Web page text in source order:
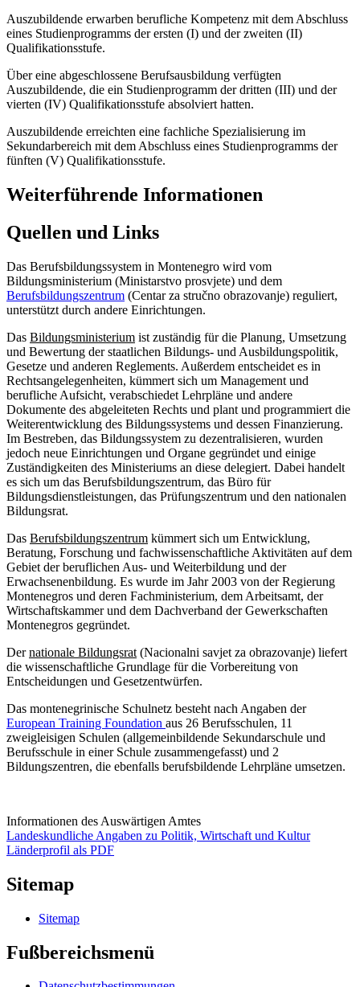
Auszubildende erwarben berufliche Kompetenz mit dem Abschluss
eines Studienprogramms der ersten (I) und der zweiten (II)
Qualifikationsstufe.
Über eine abgeschlossene Berufsausbildung verfügten
Auszubildende, die ein Studienprogramm der dritten (III) und der
vierten (IV) Qualifikationsstufe absolviert hatten.
Auszubildende erreichten eine fachliche Spezialisierung im
Sekundarbereich mit dem Abschluss eines Studienprogramms der
fünften (V) Qualifikationsstufe.
Weiterführende Informationen
Quellen und Links
Das Berufsbildungssystem in Montenegro wird vom
Bildungsministerium (Ministarstvo prosvjete) und dem
Berufsbildungszentrum (Centar za stručno obrazovanje) reguliert,
unterstützt durch andere Einrichtungen.
Das Bildungsministerium ist zuständig für die Planung, Umsetzung
und Bewertung der staatlichen Bildungs- und Ausbildungspolitik,
Gesetze und anderen Reglements. Außerdem entscheidet es in
Rechtsangelegenheiten, kümmert sich um Management und
berufliche Aufsicht, verabschiedet Lehrpläne und andere
Dokumente des abgeleiteten Rechts und plant und programmiert die
Weiterentwicklung des Bildungssystems und dessen Finanzierung.
Im Bestreben, das Bildungssystem zu dezentralisieren, wurden
jedoch neue Einrichtungen und Organe gegründet und einige
Zuständigkeiten des Ministeriums an diese delegiert. Dabei handelt
es sich um das Berufsbildungszentrum, das Büro für
Bildungsdienstleistungen, das Prüfungszentrum und den nationalen
Bildungsrat.
Das Berufsbildungszentrum kümmert sich um Entwicklung,
Beratung, Forschung und fachwissenschaftliche Aktivitäten auf dem
Gebiet der beruflichen Aus- und Weiterbildung und der
Erwachsenenbildung. Es wurde im Jahr 2003 von der Regierung
Montenegros und deren Fachministerium, dem Arbeitsamt, der
Wirtschaftskammer und dem Dachverband der Gewerkschaften
Montenegros gegründet.
Dernationale Bildungsrat (Nacionalni savjet za obrazovanje) liefert
die wissenschaftliche Grundlage für die Vorbereitung von
Entscheidungen und Gesetzentwürfen.
Das montenegrinische Schulnetz besteht nach Angaben der
European Training Foundation aus 26 Berufsschulen, 11
zweigleisigen Schulen (allgemeinbildende Sekundarschule und
Berufsschule in einer Schule zusammengefasst) und 2
Bildungszentren, die ebenfalls berufsbildende Lehrpläne umsetzen.
Informationen des Auswärtigen Amtes
Landeskundliche Angaben zu Politik, Wirtschaft und Kultur
Länderprofil als PDF
Sitemap
Sitemap
Fußbereichsmenü